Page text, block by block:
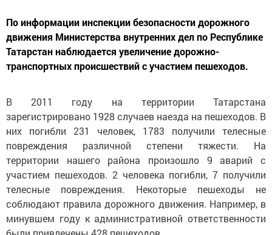
По информации инспекции безопасности дорожного
движения Министерства внутренних дел по Республике
Татарстан наблюдается увеличение дорожно-
транспортных происшествий с участием пешеходов.
В 2011 году на территории Татарстана
зарегистрировано 1928 случаев наезда на пешеходов. В
них погибли 231 человек, 1783 получили телесные
повреждения различной степени тяжести. На
территории нашего района произошло 9 аварий с
участием пешеходов. 2 человека погибли, 7 получили
телесные повреждения. Некоторые пешеходы не
соблюдают правила дорожного движения. Например, в
минувшем году к административной ответственности